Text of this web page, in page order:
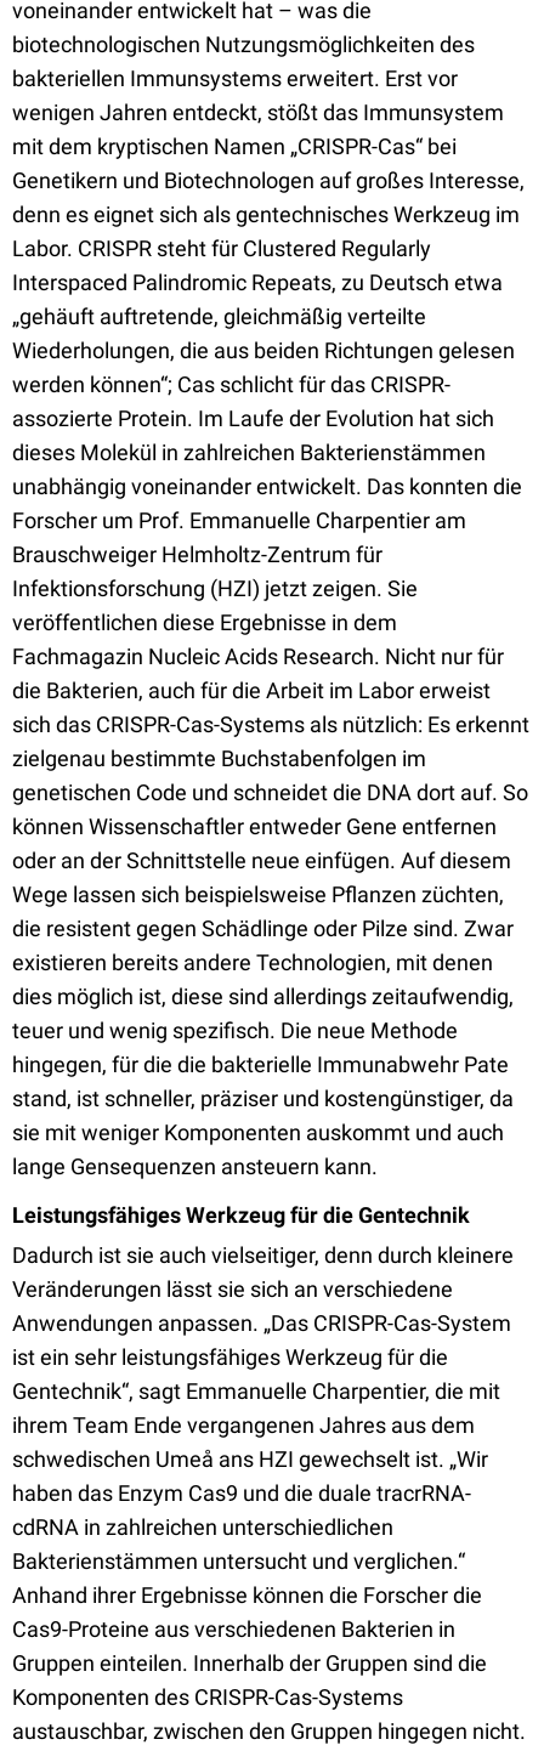
voneinander entwickelt hat – was die
biotechnologischen Nutzungsmöglichkeiten des
bakteriellen Immunsystems erweitert. Erst vor
wenigen Jahren entdeckt, stößt das Immunsystem
mit dem kryptischen Namen „CRISPR-Cas“ bei
Genetikern und Biotechnologen auf großes Interesse,
denn es eignet sich als gentechnisches Werkzeug im
Labor. CRISPR steht für Clustered Regularly
Interspaced Palindromic Repeats, zu Deutsch etwa
„gehäuft auftretende, gleichmäßig verteilte
Wiederholungen, die aus beiden Richtungen gelesen
werden können“; Cas schlicht für das CRISPR-
assozierte Protein. Im Laufe der Evolution hat sich
dieses Molekül in zahlreichen Bakterienstämmen
unabhängig voneinander entwickelt. Das konnten die
Forscher um Prof. Emmanuelle Charpentier am
Brauschweiger Helmholtz-Zentrum für
Infektionsforschung (HZI) jetzt zeigen. Sie
veröffentlichen diese Ergebnisse in dem
Fachmagazin Nucleic Acids Research. Nicht nur für
die Bakterien, auch für die Arbeit im Labor erweist
sich das CRISPR-Cas-Systems als nützlich: Es erkennt
zielgenau bestimmte Buchstabenfolgen im
genetischen Code und schneidet die DNA dort auf. So
können Wissenschaftler entweder Gene entfernen
oder an der Schnittstelle neue einfügen. Auf diesem
Wege lassen sich beispielsweise Pflanzen züchten,
die resistent gegen Schädlinge oder Pilze sind. Zwar
existieren bereits andere Technologien, mit denen
dies möglich ist, diese sind allerdings zeitaufwendig,
teuer und wenig spezifisch. Die neue Methode
hingegen, für die die bakterielle Immunabwehr Pate
stand, ist schneller, präziser und kostengünstiger, da
sie mit weniger Komponenten auskommt und auch
lange Gensequenzen ansteuern kann.
Leistungsfähiges Werkzeug für die Gentechnik
Dadurch ist sie auch vielseitiger, denn durch kleinere
Veränderungen lässt sie sich an verschiedene
Anwendungen anpassen. „Das CRISPR-Cas-System
ist ein sehr leistungsfähiges Werkzeug für die
Gentechnik“, sagt Emmanuelle Charpentier, die mit
ihrem Team Ende vergangenen Jahres aus dem
schwedischen Umeå ans HZI gewechselt ist. „Wir
haben das Enzym Cas9 und die duale tracrRNA-
cdRNA in zahlreichen unterschiedlichen
Bakterienstämmen untersucht und verglichen.“
Anhand ihrer Ergebnisse können die Forscher die
Cas9-Proteine aus verschiedenen Bakterien in
Gruppen einteilen. Innerhalb der Gruppen sind die
Komponenten des CRISPR-Cas-Systems
austauschbar, zwischen den Gruppen hingegen nicht.